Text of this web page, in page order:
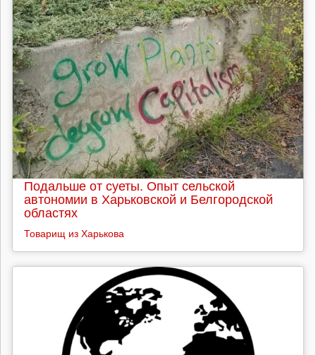
Подальше от суеты. Опыт сельской
автономии в Харьковской и Белгородской
областях
Товарищ из Харькова